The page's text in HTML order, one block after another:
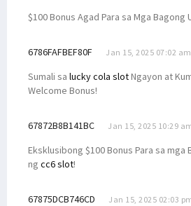
$100 Bonus Agad Para sa Mga Bagong
6786FAFBEF80F Jan 15, 2025 07:02 am
Sumali sa lucky cola slotNgayon at
Welcome Bonus!
67872B8B141BC Jan 15, 2025 10:29
Eksklusibong $100 Bonus Para sa mga
ng cc6 slot!
67875DCB746CD Jan 15, 2025 02:03